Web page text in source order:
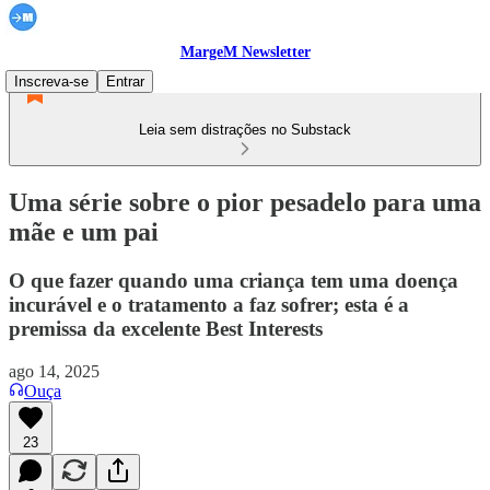
MargeM Newsletter
Inscreva-se
Entrar
Leia sem distrações no Substack
Uma série sobre o pior pesadelo para uma
mãe e um pai
O que fazer quando uma criança tem uma doença
incurável e o tratamento a faz sofrer; esta é a
premissa da excelente Best Interests
ago 14, 2025
Ouça
23